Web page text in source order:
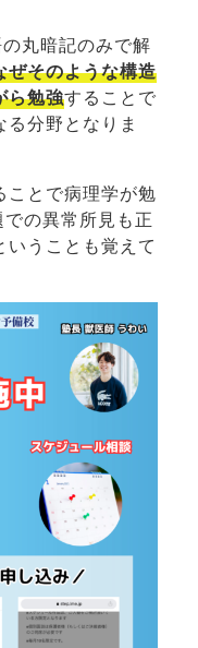
丸暗記のみで解
ぜそのような構造
ら勉強することで
分野となりま
ことで病理学が勉
の異常所見も正
いうことも覚えて